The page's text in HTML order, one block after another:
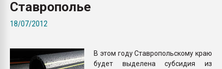
Ставрополье
18/07/2012
В этом году Ставропольскому краю
будет выделена субсидия из